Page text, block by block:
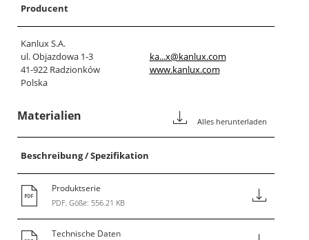
Producent
Kanlux S.A.
ul. Objazdowa 1-3
41-922 Radzionków
Polska
ka...x@kanlux.com
www.kanlux.com
Materialien Alles herunterladen
Beschreibung / Spezifikation
Produktserie
PDF, Göße: 556.21 KB
Technische Daten